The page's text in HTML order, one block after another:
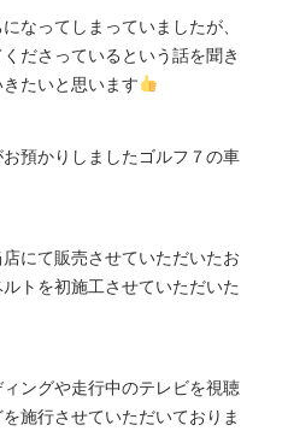
なってしまっていましたが、
ださっているという話を聞き
たいと思います
預かりしましたゴルフ７の車
にて販売させていただいたお
トを初施工させていただいた
ングや走行中のテレビを視聴
施行させていただいておりま